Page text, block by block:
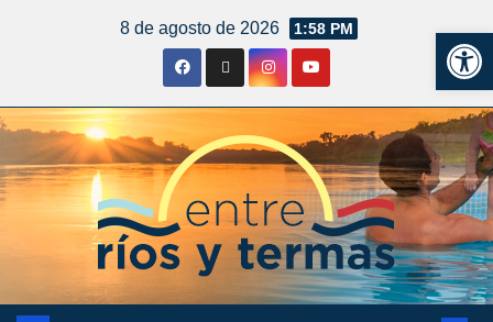
8 de agosto de 2026 1:58 PM